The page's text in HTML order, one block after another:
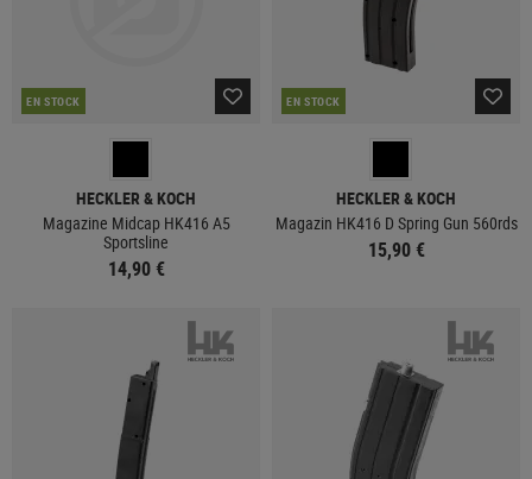
EN STOCK
HECKLER & KOCH
Magazine Midcap HK416 A5
Sportsline
14,90 €
EN STOCK
HECKLER & KOCH
Magazin HK416 D Spring Gun 560rds
15,90 €